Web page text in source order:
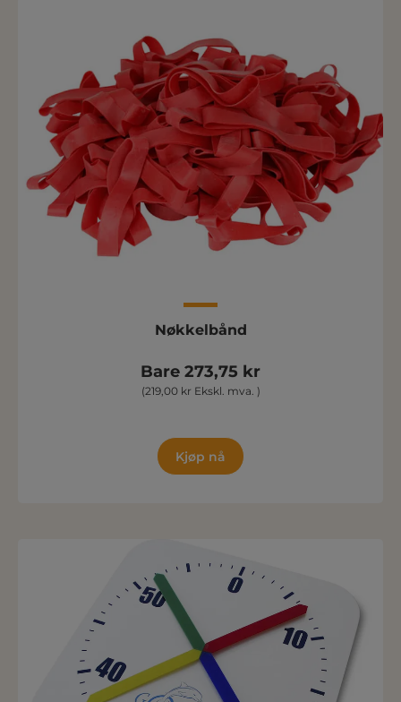
Nøkkelbånd
Bare 273,75 kr
(219,00 kr Ekskl. mva. )
Kjøp nå